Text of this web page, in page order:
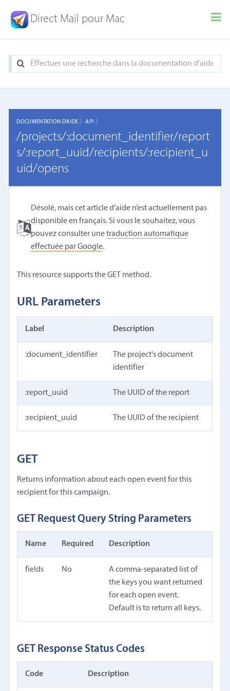
Direct Mail pour Mac
DOCUMENTATION D'AIDE 〉API 〉
/projects/:document_identifier/report
s/:report_uuid/recipients/:recipient_u
uid/opens
Désolé, mais cet article d’aide n’est actuellement pas
disponible en français. Si vous le souhaitez, vous
pouvez consulter unetraduction automatique
effectuée par Google.
This resource supports the GET method.
URL Parameters
Label Description
:document_identifier
The project's document
identifier
:report_uuid The UUID of the report
:recipient_uuid The UUID of the recipient
GET
Returns information about each open event for this
recipient for this campaign.
GET Request Query String Parameters
Name Required Description
fields No
A comma-separated list of
the keys you want returned
for each open event.
Default is to return all keys.
GET Response Status Codes
Code Description